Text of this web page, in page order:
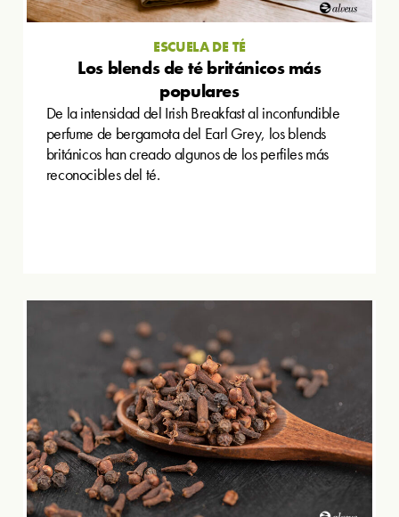
ESCUELA DE TÉ
Los blends de té británicos más
populares
De la intensidad del Irish Breakfast al inconfundible
perfume de bergamota del Earl Grey, los blends
británicos han creado algunos de los perfiles más
reconocibles del té.